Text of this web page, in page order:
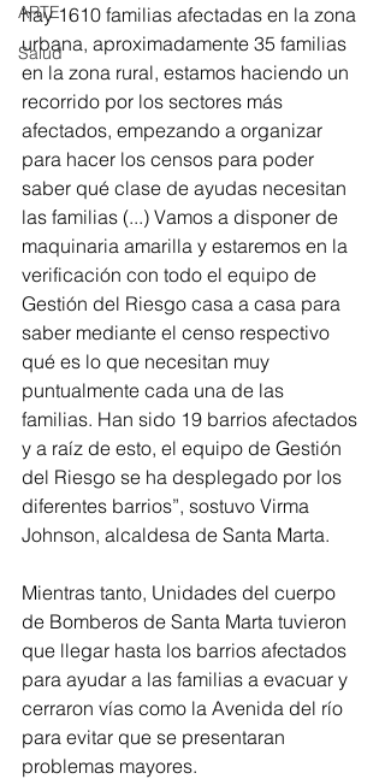
ARTE
Salud
hay 1610 familias afectadas en la zona
urbana, aproximadamente 35 familias
en la zona rural, estamos haciendo un
recorrido por los sectores más
afectados, empezando a organizar
para hacer los censos para poder
saber qué clase de ayudas necesitan
las familias (...) Vamos a disponer de
maquinaria amarilla y estaremos en la
verificación con todo el equipo de
Gestión del Riesgo casa a casa para
saber mediante el censo respectivo
qué es lo que necesitan muy
puntualmente cada una de las
familias. Han sido 19 barrios afectados
y a raíz de esto, el equipo de Gestión
del Riesgo se ha desplegado por los
diferentes barrios”, sostuvo Virma
Johnson, alcaldesa de Santa Marta.
Mientras tanto, Unidades del cuerpo
de Bomberos de Santa Marta tuvieron
que llegar hasta los barrios afectados
para ayudar a las familias a evacuar y
cerraron vías como la Avenida del río
para evitar que se presentaran
problemas mayores.